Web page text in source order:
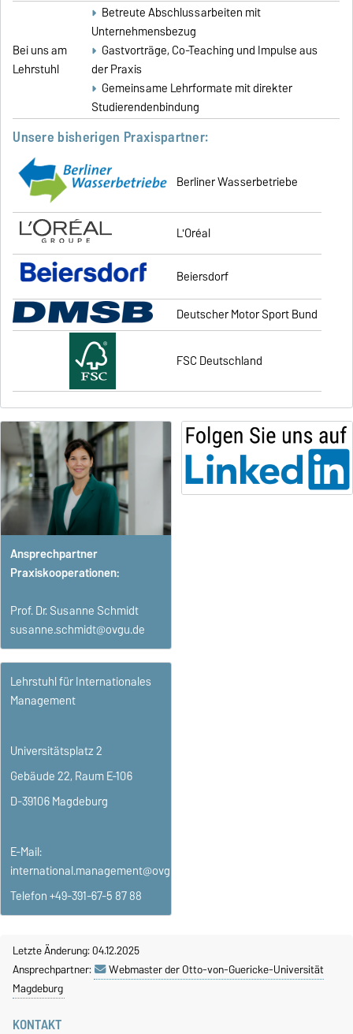
Bei uns am
Lehrstuhl
Betreute Abschlussarbeiten mit
Unternehmensbezug
Gastvorträge, Co-Teaching und Impulse aus
der Praxis
Gemeinsame Lehrformate mit direkter
Studierendenbindung
Unsere bisherigen Praxispartner:
Berliner Wasserbetriebe
L'Oréal
Beiersdorf
Deutscher Motor Sport Bund
FSC Deutschland
Ansprechpartner
Praxiskooperationen:
Prof. Dr. Susanne Schmidt
susanne.schmidt@ovgu.de
Lehrstuhl für Internationales
Management
Universitätsplatz 2
Gebäude 22, Raum E-106
D-39106 Magdeburg
E-Mail:
international.management@ovgu.de
Telefon +49-391-67-5 87 88
Letzte Änderung: 04.12.2025
Ansprechpartner:
Webmaster der Otto-von-Guericke-Universität
Magdeburg
KONTAKT